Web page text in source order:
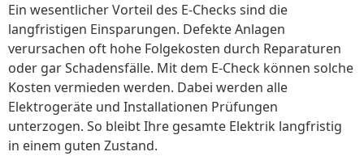
Ein wesentlicher Vorteil des E-Checks sind die
langfristigen Einsparungen. Defekte Anlagen
verursachen oft hohe Folgekosten durch Reparaturen
oder gar Schadensfälle. Mit dem E-Check können solche
Kosten vermieden werden. Dabei werden alle
Elektrogeräte und Installationen Prüfungen
unterzogen. So bleibt Ihre gesamte Elektrik langfristig
in einem guten Zustand.